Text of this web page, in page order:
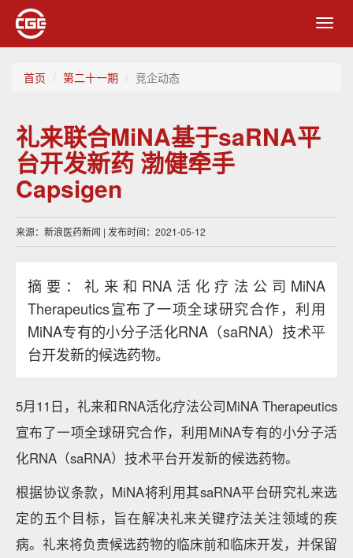
首页 第二十一期 竞企动态
礼来联合MiNA基于saRNA平
台开发新药 渤健牵手
Capsigen
来源：新浪医药新闻 | 发布时间：2021-05-12
摘要：礼来和RNA活化疗法公司MiNA
Therapeutics宣布了一项全球研究合作，利用
MiNA专有的小分子活化RNA（saRNA）技术平
台开发新的候选药物。
5月11日，礼来和RNA活化疗法公司MiNA Therapeutics
宣布了一项全球研究合作，利用MiNA专有的小分子活
化RNA（saRNA）技术平台开发新的候选药物。
根据协议条款，MiNA将利用其saRNA平台研究礼来选
定的五个目标，旨在解决礼来关键疗法关注领域的疾
病。礼来将负责候选药物的临床前和临床开发，并保留